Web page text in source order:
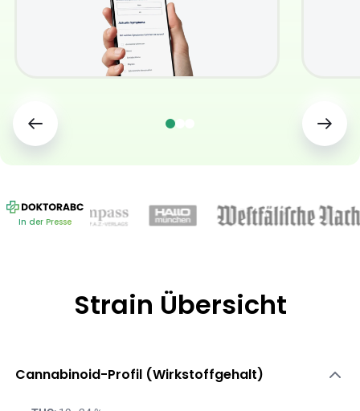
In der Presse
Strain Übersicht
Cannabinoid-Profil (Wirkstoffgehalt)